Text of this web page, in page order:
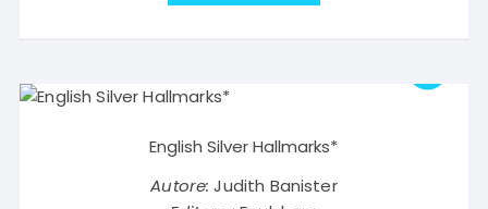
English Silver Hallmarks*
Autore: Judith Banister